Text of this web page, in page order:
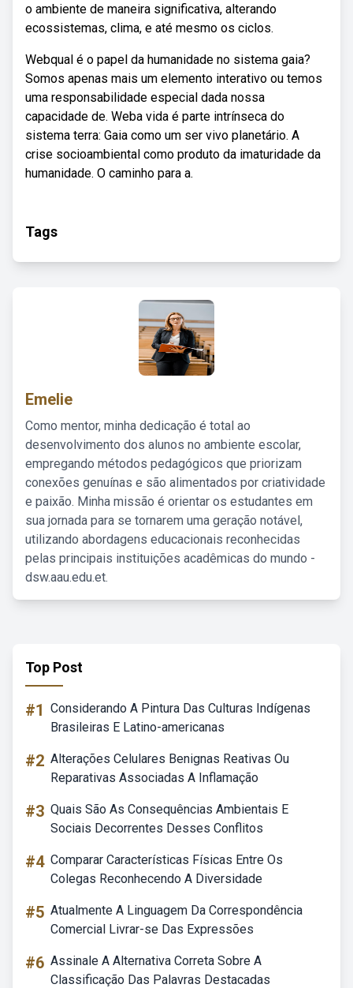
o ambiente de maneira significativa, alterando
ecossistemas, clima, e até mesmo os ciclos.
Webqual é o papel da humanidade no sistema gaia?
Somos apenas mais um elemento interativo ou temos
uma responsabilidade especial dada nossa
capacidade de. Weba vida é parte intrínseca do
sistema terra: Gaia como um ser vivo planetário. A
crise socioambiental como produto da imaturidade da
humanidade. O caminho para a.
Tags
Emelie
Como mentor, minha dedicação é total ao
desenvolvimento dos alunos no ambiente escolar,
empregando métodos pedagógicos que priorizam
conexões genuínas e são alimentados por criatividade
e paixão. Minha missão é orientar os estudantes em
sua jornada para se tornarem uma geração notável,
utilizando abordagens educacionais reconhecidas
pelas principais instituições acadêmicas do mundo -
dsw.aau.edu.et.
Top Post
#1 Considerando A Pintura Das Culturas Indígenas
Brasileiras E Latino-americanas
#2 Alterações Celulares Benignas Reativas Ou
Reparativas Associadas A Inflamação
#3 Quais São As Consequências Ambientais E
Sociais Decorrentes Desses Conflitos
#4 Comparar Características Físicas Entre Os
Colegas Reconhecendo A Diversidade
#5 Atualmente A Linguagem Da Correspondência
Comercial Livrar-se Das Expressões
#6 Assinale A Alternativa Correta Sobre A
Classificação Das Palavras Destacadas